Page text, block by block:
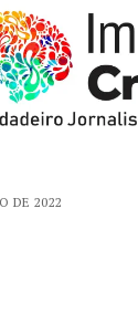
DE 2022